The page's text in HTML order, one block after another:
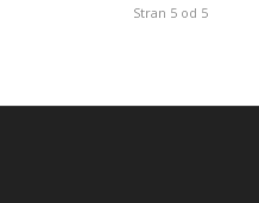
Stran 5 od 5